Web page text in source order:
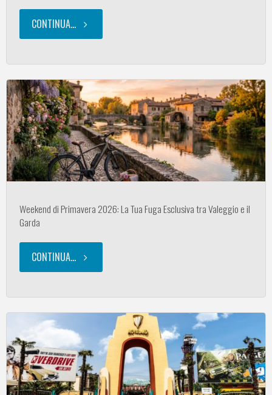
Gruppo
all’Hotel
Ulivi"
CONTINUA..."Frühling
zwischen
Valeggio,
Verona
und
Weekend di Primavera 2026: La Tua Fuga Esclusiva tra Valeggio e il
Garda
CONTINUA..."Weekend
Primavera
2026:
La